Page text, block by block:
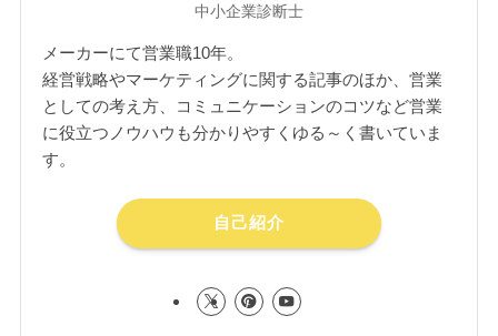
中小企業診断士
メーカーにて営業職10年。
経営戦略やマーケティングに関する記事のほか、営業
としての考え方、コミュニケーションのコツなど営業
に役立つノウハウも分かりやすくゆる～く書いていま
す。
自己紹介